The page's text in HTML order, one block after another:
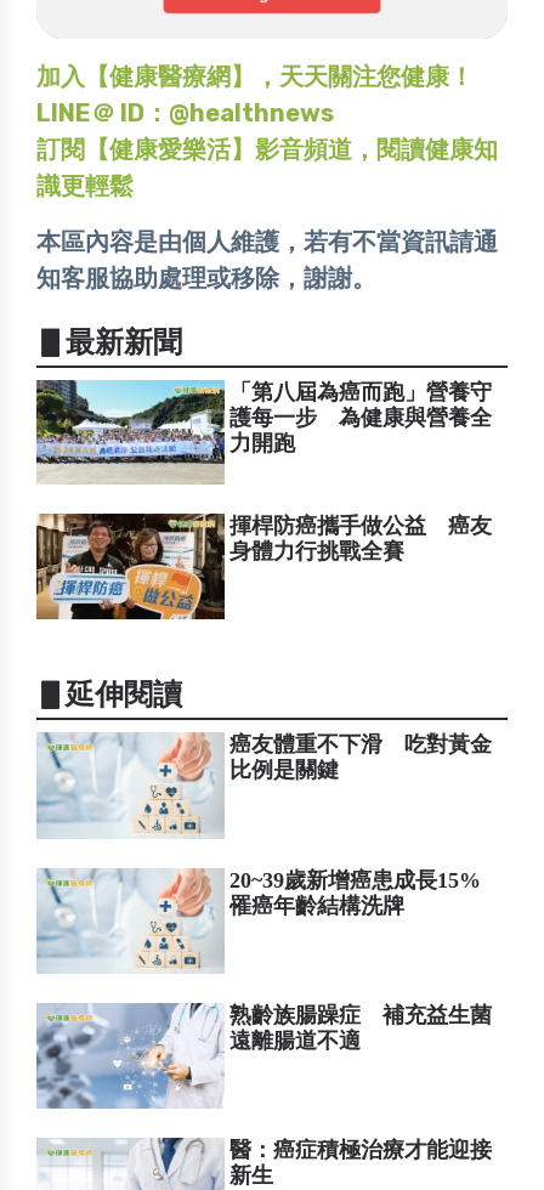
加入【健康醫療網】，天天關注您健康！
LINE＠ ID：@healthnews
訂閱【健康愛樂活】影音頻道，閱讀健康知
識更輕鬆
本區內容是由個人維護，若有不當資訊請通
知客服協助處理或移除，謝謝。
▋最新新聞
「第八屆為癌而跑」營養守
護每一步 為健康與營養全
力開跑
揮桿防癌攜手做公益 癌友
身體力行挑戰全賽
▋延伸閱讀
癌友體重不下滑 吃對黃金
比例是關鍵
20~39歲新增癌患成長15%
罹癌年齡結構洗牌
熟齡族腸躁症 補充益生菌
遠離腸道不適
醫：癌症積極治療才能迎接
新生